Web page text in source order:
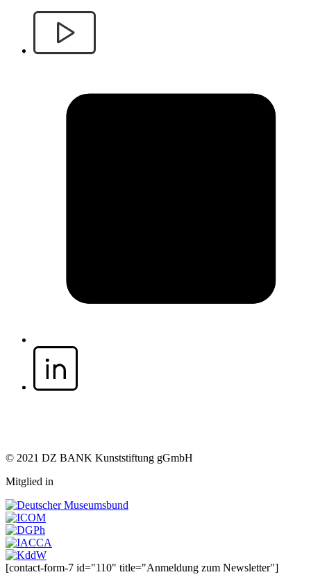
© 2021 DZ BANK Kunststiftung gGmbH
Mitglied in
[contact-form-7 id="110" title="Anmeldung zum Newsletter"]